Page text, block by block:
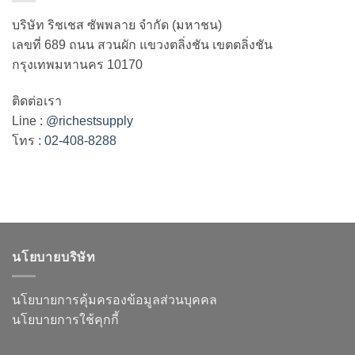
บริษัท ริชเชส ซัพพลาย จำกัด (มหาชน)
เลขที่ 689 ถนน สวนผัก แขวงตลิ่งชัน เขตตลิ่งชัน
กรุงเทพมหานคร 10170
ติดต่อเรา
Line : @richestsupply
โทร : 02-408-8288
นโยบายบริษัท
นโยบายการคุ้มครองข้อมูลส่วนบุคคล
นโยบายการใช้คุกกี้